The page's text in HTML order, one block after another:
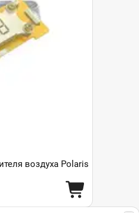
воздуха Polaris